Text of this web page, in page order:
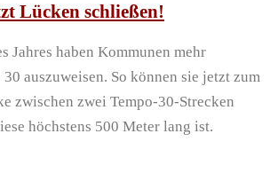
Lücken schließen!
Jahres haben Kommunen mehr
30 auszuweisen. So können sie jetzt zum
zwischen zwei Tempo-30-Strecken
höchstens 500 Meter lang ist.